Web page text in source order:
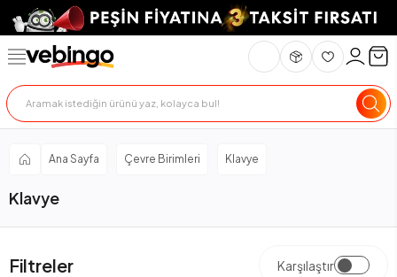
Ana Sayfa Çevre Birimleri Klavye
Klavye
Filtreler Karşılaştır